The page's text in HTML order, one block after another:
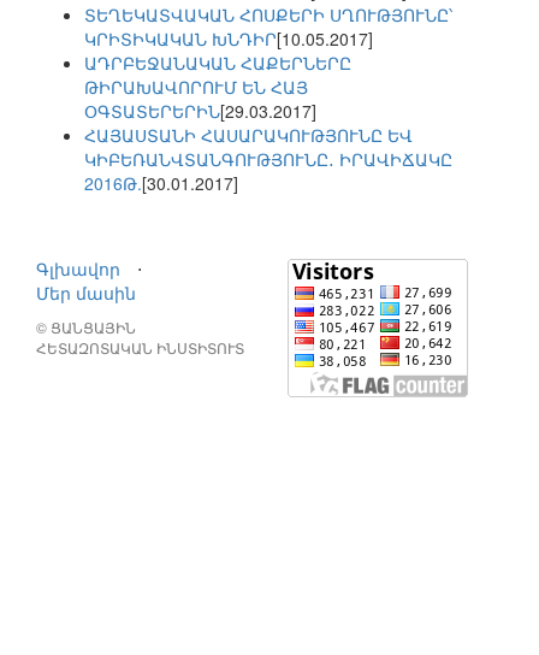
ՏԵՂԵԿԱՏՎԱԿԱՆ ՀՈՍՔԵՐԻ ՍՂՈՒԹՅՈՒՆԸ՝
ԿՐԻՏԻԿԱԿԱՆ ԽՆԴԻՐ[10.05.2017]
ԱԴՐԲԵՋԱՆԱԿԱՆ ՀԱՔԵՐՆԵՐԸ
ԹԻՐԱԽԱՎՈՐՈՒՄ ԵՆ ՀԱՅ
ՕԳՏԱՏԵՐԵՐԻՆ[29.03.2017]
ՀԱՅԱՍՏԱՆԻ ՀԱՍԱՐԱԿՈՒԹՅՈՒՆԸ ԵՎ
ԿԻԲԵՌԱՆՎՏԱՆԳՈՒԹՅՈՒՆԸ․ ԻՐԱՎԻՃԱԿԸ
2016Թ.[30.01.2017]
Գլխավոր
⋅
Մեր մասին
© ՑԱՆՑԱՅԻՆ
ՀԵՏԱԶՈՏԱԿԱՆ ԻՆՍՏԻՏՈՒՏ